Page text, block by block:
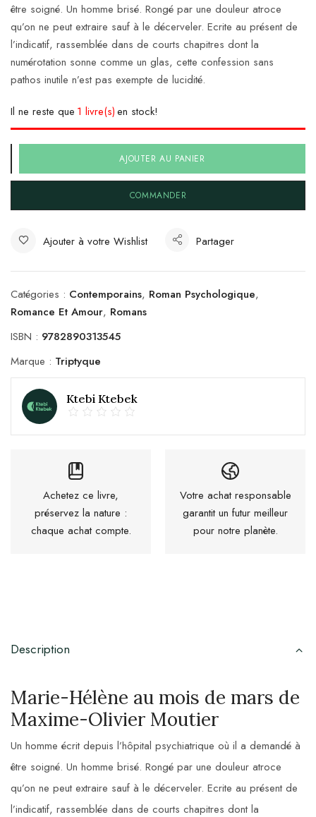
être soigné. Un homme brisé. Rongé par une douleur atroce
qu’on ne peut extraire sauf à le décerveler. Ecrite au présent de
l’indicatif, rassemblée dans de courts chapitres dont la
numérotation sonne comme un glas, cette confession sans
pathos inutile n’est pas exempte de lucidité.
Il ne reste que 1 livre(s)en stock!
AJOUTER AU PANIER
COMMANDER
Ajouter à votre Wishlist Partager
Catégories : Contemporains, Roman Psychologique,
Romance Et Amour, Romans
ISBN : 9782890313545
Marque : Triptyque
Ktebi Ktebek
Achetez ce livre,
préservez la nature :
chaque achat compte.
Votre achat responsable
garantit un futur meilleur
pour notre planète.
Description
Marie-Hélène au mois de mars de
Maxime-Olivier Moutier
Un homme écrit depuis l’hôpital psychiatrique où il a demandé à
être soigné. Un homme brisé. Rongé par une douleur atroce
qu’on ne peut extraire sauf à le décerveler. Ecrite au présent de
l’indicatif, rassemblée dans de courts chapitres dont la